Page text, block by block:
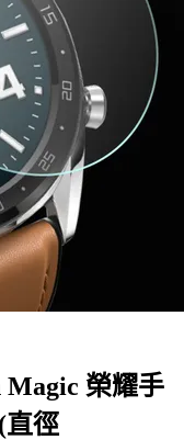
Magic 榮耀手
直徑